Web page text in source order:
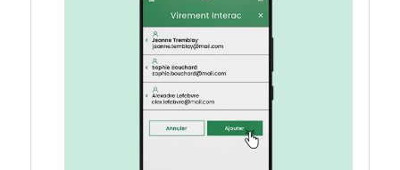
Si c'est la première fois que vous envoyez un
virement Interac à Bravo Telecom, cliquez sur
"Ajouter" pour inclure Bravo Telecom comme
bénéficiaire. Si Bravo Telecom est déjà enregistré
dans la liste, passez directement à